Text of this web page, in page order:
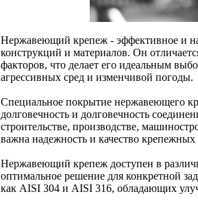
Нержавеющий крепеж - эффективное и
конструкций и материалов. Он
факторов, что делает его идеальным
агрессивных сред и изменчивой погоды.
Специальное покрытие нержавеющего
долговечность и долговечность
строительстве, производстве,
важна надежность и качество крепежных
Нержавеющий крепеж доступен в
оптимальное решение для конкретной
как AISI 304 и AISI 316, обладающих